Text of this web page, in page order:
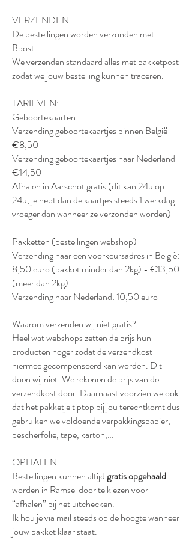
VERZENDEN
De bestellingen worden verzonden met
Bpost.
We verzenden standaard alles met pakketpost
zodat we jouw bestelling kunnen traceren.
TARIEVEN:
Geboortekaarten
Verzending geboortekaartjes binnen België
€8,50
Verzending geboortekaartjes naar Nederland
€14,50
Afhalen in Aarschot gratis (dit kan 24u op
24u, je hebt dan de kaartjes steeds 1 werkdag
vroeger dan wanneer ze verzonden worden)
Pakketten (bestellingen webshop)
Verzending naar een voorkeursadres in België:
8,50 euro (pakket minder dan 2kg) - €13,50
(meer dan 2kg)
Verzending naar Nederland: 10,50 euro
Waarom verzenden wij niet gratis?
Heel wat webshops zetten de prijs hun
producten hoger zodat de verzendkost
hiermee gecompenseerd kan worden. Dit
doen wij niet. We rekenen de prijs van de
verzendkost door. Daarnaast voorzien we ook
dat het pakketje tiptop bij jou terechtkomt dus
gebruiken we voldoende verpakkingspapier,
bescherfolie, tape, karton,…
OPHALEN
Bestellingen kunnen altijdgratis opgehaald
worden in Ramsel door te kiezen voor
“afhalen” bij het uitchecken.
Ik hou je via mail steeds op de hoogte wanneer
jouw pakket klaar staat.